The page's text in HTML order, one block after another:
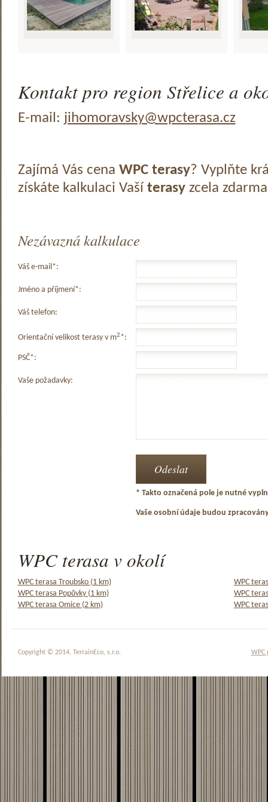
Kontakt pro region Střelice a
E-mail: jihomoravsky@wpcterasa.cz
Zajímá Vás cena WPC terasy? Vyplňte
získáte kalkulaci Vaší terasyzcela
Nezávazná kalkulace
Váš e-mail*:
Jméno a příjmení*:
Váš telefon:
Orientační velikost terasy v m2*:
PSČ*:
Vaše požadavky:
* Takto označená pole je nutné
Vaše osobní údaje budou
WPC terasa v okolí
WPC terasa Troubsko (1 km)
WPC
WPC terasa Popůvky (1 km)
WPC
WPC terasa Omice (2 km)
WPC
WPC
Copyright © 2014, TerrainEco, s.r.o.